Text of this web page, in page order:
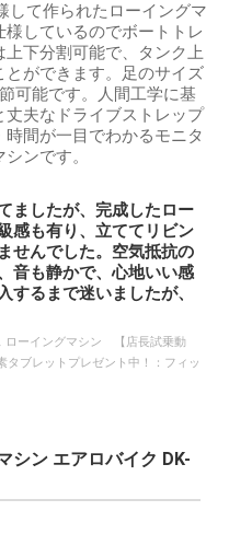
して作られたローイングマ
しているのでボートトレ
下分割可能で、タンク上
ができます。足のサイズ
可能です。人間工学に基
夫なドライブストレップ
間が一目でわかるモニタ
ンです。
ましたが、完成したロー
感も有り、立ててリビン
せんでした。空気抵抗の
音も静かで、心地いい感
するまで迷いましたが、
ローイングマシン 【店長試乗動
タブレットプレゼント中！：フィッ
シン エアロバイク DK-